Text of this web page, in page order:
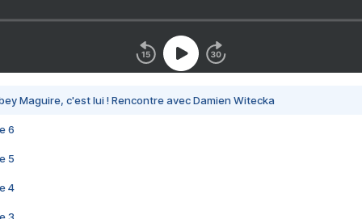
Maguire, c'est lui ! Rencontre avec Damien Witecka
6
5
4